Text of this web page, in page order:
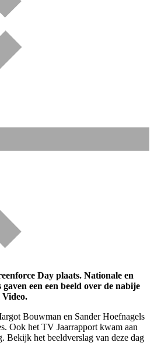
Day plaats. Nationale en
een een beeld over de nabije
Bouwman en Sander Hoefnagels
Ook het TV Jaarrapport kwam aan
Bekijk het beeldverslag van deze dag